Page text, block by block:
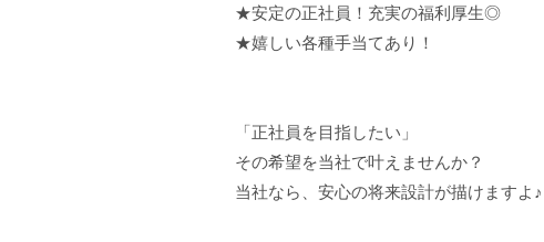
★安定の正社員！充実の福利厚生◎
★嬉しい各種手当てあり！
「正社員を目指したい」
その希望を当社で叶えませんか？
当社なら、安心の将来設計が描けますよ♪